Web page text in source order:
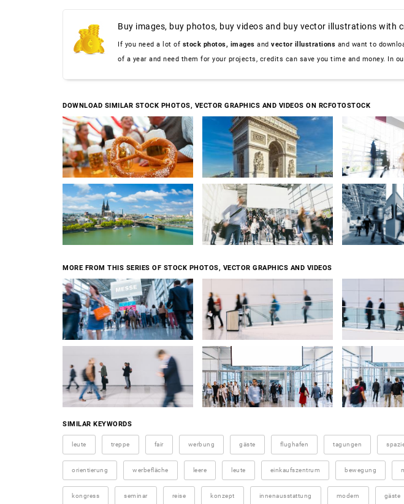
Buy images, buy photos, buy videos and buy vector illustrations with
If you need a lot of stock photos, images and vector illustrations and want to
of a year and need them for your projects, credits can save you time and money. In
DOWNLOAD SIMILAR STOCK PHOTOS, VECTOR GRAPHICS AND VIDEOS ON RCFOTOSTOCK
MORE FROM THIS SERIES OF STOCK PHOTOS, VECTOR GRAPHICS AND VIDEOS
SIMILAR KEYWORDS
leute treppe fair werbung gäste flughafen tagungen
orientierung werbefläche leere leute einkaufszentrum bewegung
kongress seminar reise konzept innenausstattung modern gäste